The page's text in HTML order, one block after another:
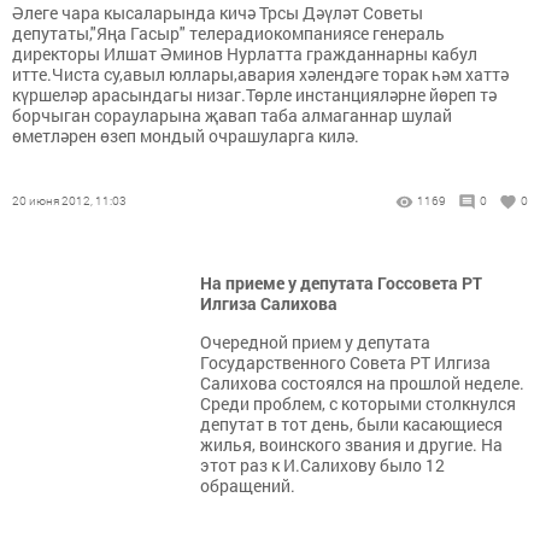
Әлеге чара кысаларында кичә Трсы Дәүләт Советы
депутаты,"Яңа Гасыр" телерадиокомпаниясе генераль
директоры Илшат Әминов Нурлатта гражданнарны кабул
итте.Чиста су,авыл юллары,авария хәлендәге торак һәм хаттә
күршеләр арасындагы низаг.Төрле инстанцияләрне йөреп тә
борчыган сорауларына җавап таба алмаганнар шулай
өметләрен өзеп мондый очрашуларга килә.
20 июня 2012, 11:03 1169 0 0
На приеме у депутата Госсовета РТ
Илгиза Салихова
Очередной прием у депутата
Государственного Совета РТ Илгиза
Салихова состоялся на прошлой неделе.
Среди проблем, с которыми столкнулся
депутат в тот день, были касающиеся
жилья, воинского звания и другие. На
этот раз к И.Салихову было 12
обращений.